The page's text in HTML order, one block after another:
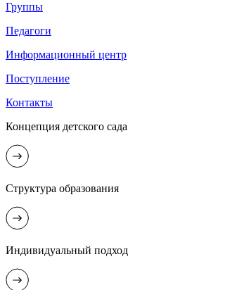
Группы
Педагоги
Информационный центр
Поступление
Контакты
Концепция детского сада
Структура образования
Индивидуальный подход